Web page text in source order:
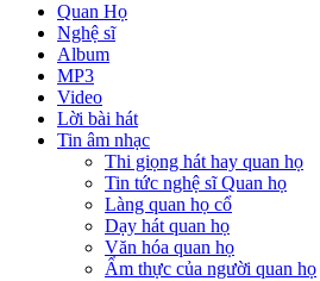
Quan Họ
Nghệ sĩ
Album
MP3
Video
Lời bài hát
Tin âm nhạc
Thi giọng hát hay quan họ
Tin tức nghệ sĩ Quan họ
Làng quan họ cổ
Dạy hát quan họ
Văn hóa quan họ
Ẩm thực của người quan họ